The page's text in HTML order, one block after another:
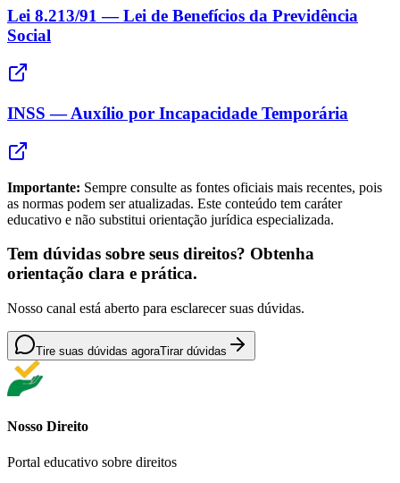
Lei 8.213/91 — Lei de Benefícios da Previdência
Social
INSS — Auxílio por Incapacidade Temporária
Importante: Sempre consulte as fontes oficiais mais recentes, pois
as normas podem ser atualizadas. Este conteúdo tem caráter
educativo e não substitui orientação jurídica especializada.
Tem dúvidas sobre seus direitos? Obtenha
orientação clara e prática.
Nosso canal está aberto para esclarecer suas dúvidas.
Tire suas dúvidas agoraTirar dúvidas
Nosso Direito
Portal educativo sobre direitos